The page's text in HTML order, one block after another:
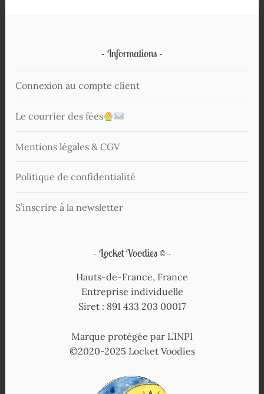
Informations
Connexion au compte client
Le courrier des fées
Mentions légales & CGV
Politique de confidentialité
S’inscrire à la newsletter
Locket Voodies ©
Hauts-de-France, France
Entreprise individuelle
Siret : 891 433 203 00017
Marque protégée par L’INPI
©2020-2025 Locket Voodies